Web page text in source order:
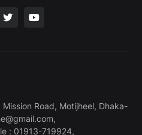
Road, Motijheel, Dhaka-
: 01913-719924,